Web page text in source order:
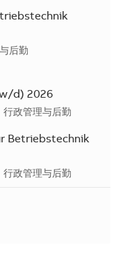
后勤
d) 2026
类别
行政管理与后勤
Betriebstechnik
类别
行政管理与后勤